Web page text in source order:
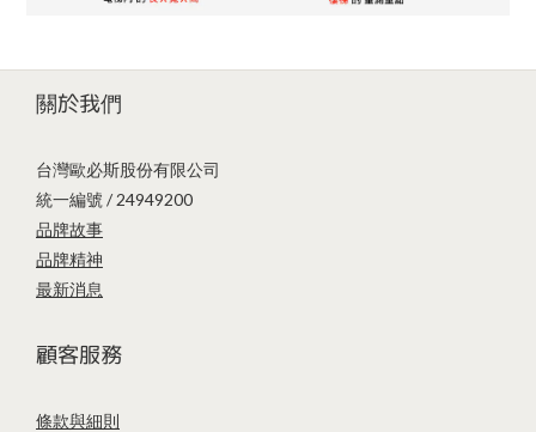
關於我們
台灣歐必斯股份有限公司
統一編號 / 24949200
品牌故事
品牌精神
最新消息
顧客服務
條款與細則